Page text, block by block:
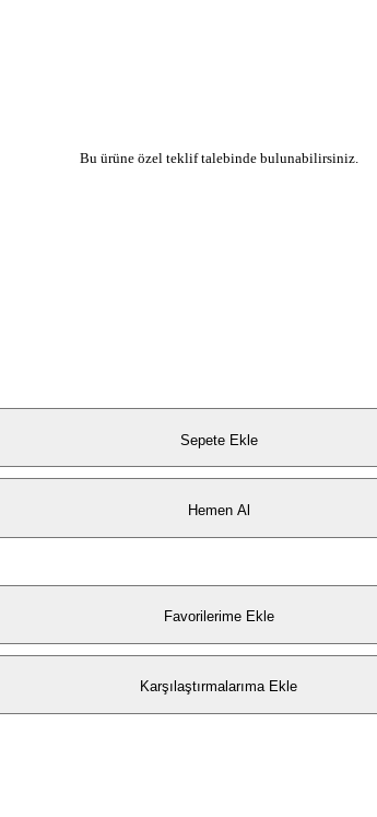
Bu ürüne özel teklif talebinde bulunabilirsiniz.
Sepete Ekle
Hemen Al
Favorilerime Ekle
Karşılaştırmalarıma Ekle